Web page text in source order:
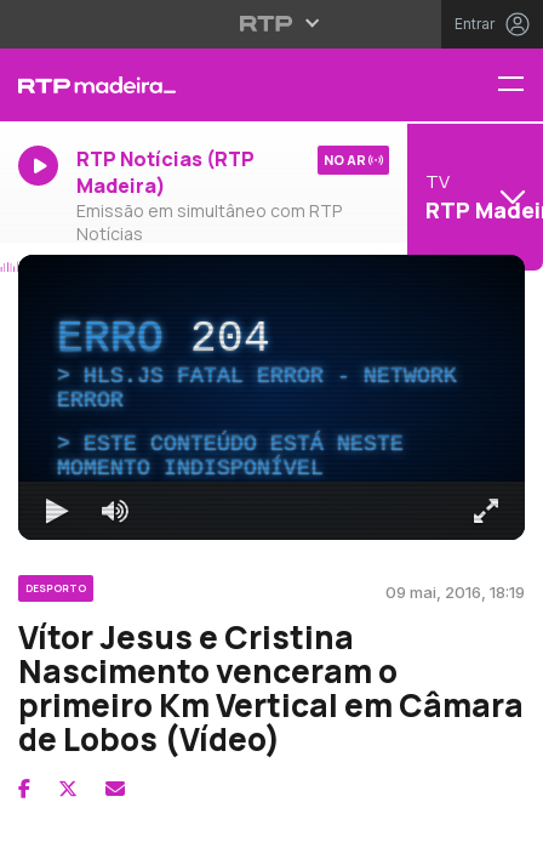
Entrar
RTP Notícias (RTP
Madeira)
Emissão em simultâneo com RTP
Notícias
NO AR
TV
RTP
ERRO204
HLS.JS FATAL ERROR - NETWORK
ERROR
ESTE CONTEÚDO ESTÁ NESTE
MOMENTO INDISPONÍVEL
DESPORTO 09 mai, 2016, 18:19
Vítor Jesus e Cristina
Nascimento venceram o
primeiro Km Vertical em Câmara
de Lobos (Vídeo)